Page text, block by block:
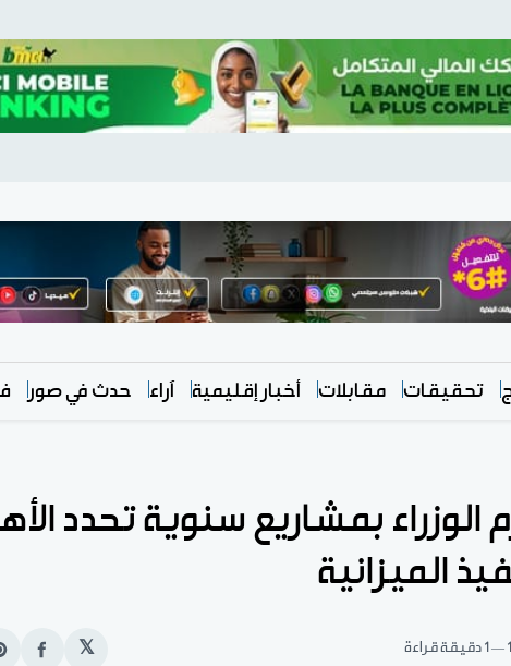
تحقيقات مقابلات أخبار إقليمية آراء حدث في صور
الوزراء بمشاريع سنوية تحدد
الميزانية
1 دقيقة قراءة 𝕏
انشر